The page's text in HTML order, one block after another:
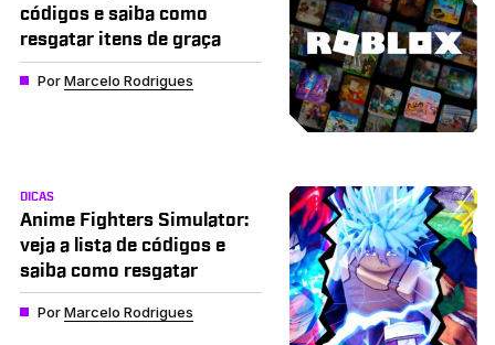
códigos e saiba como
resgatar itens de graça
PorMarcelo Rodrigues
DICAS
Anime Fighters Simulator:
veja a lista de códigos e
saiba como resgatar
PorMarcelo Rodrigues